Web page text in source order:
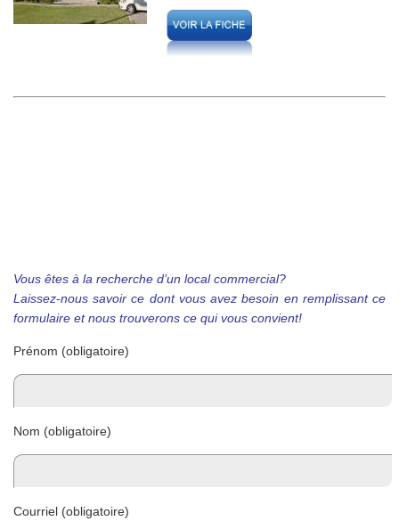
Vous êtes à la recherche d’un local commercial?
Laissez-nous savoir ce dont vous avez besoin en remplissant ce
formulaire et nous trouverons ce qui vous convient!
Prénom (obligatoire)
Nom (obligatoire)
Courriel (obligatoire)